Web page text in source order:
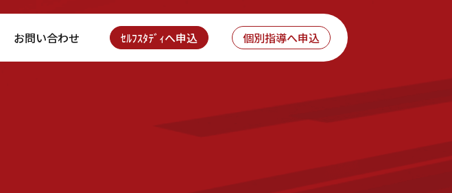
お問い合わせ ｾﾙﾌｽﾀﾃﾞｨへ申込 個別指導へ申込